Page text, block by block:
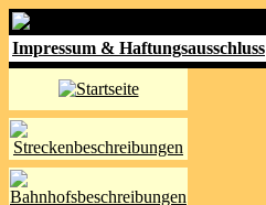
Impressum & Haftungsausschluss